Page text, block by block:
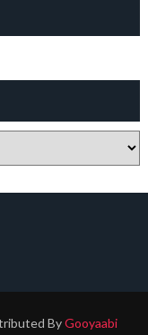
ByGooyaabi